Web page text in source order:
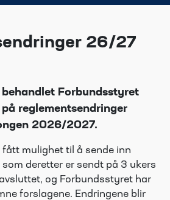
26/27
Forbundsstyret
reglementsendringer
2026/2027.
mulighet til å sende inn
deretter er sendt på 3 ukers
og Forbundsstyret har
forslagene. Endringene blir